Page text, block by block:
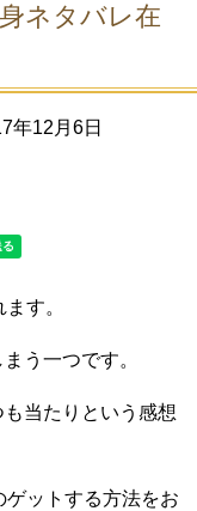
ネタバレ在
年12月6日
す。
う一つです。
当たりという感想
ットする方法をお